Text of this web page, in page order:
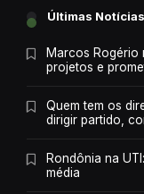
Últimas Notícias
Marcos Rogério
projetos e
Quem tem os
dirigir partido,
Rondônia na
média